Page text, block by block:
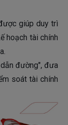
giúp duy trì
hoạch tài chính
đường", đưa
soát tài chính